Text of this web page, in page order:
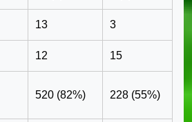
13 3
12 15
520 (82%) 228 (55%)